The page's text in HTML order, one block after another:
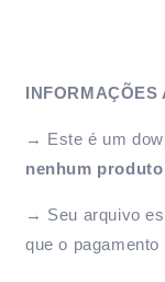
INFORMAÇÕES
→ Este é um
nenhum produto
→ Seu arquivo
que o